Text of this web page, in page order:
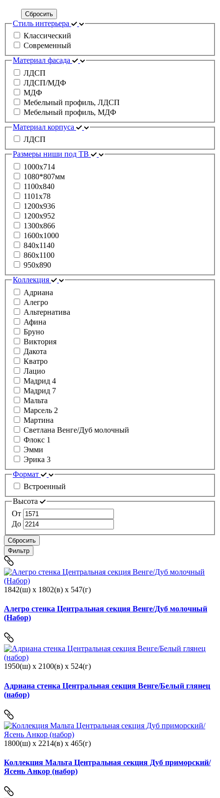
Сбросить
Стиль интерьера
Классический
Современный
Материал фасада
ЛДСП
ЛДСП/МДФ
МДФ
Мебельный профиль, ЛДСП
Мебельный профиль, МДФ
Материал корпуса
ЛДСП
Размеры ниши под ТВ
1000x714
1080*807мм
1100х840
1101x78
1200x936
1200х952
1300х866
1600х1000
840x1140
860x1100
950x890
Коллекция
Адриана
Алегро
Альтернатива
Афина
Бруно
Виктория
Дакота
Кватро
Лацио
Мадрид 4
Мадрид 7
Мальта
Марсель 2
Мартина
Светлана Венге/Дуб молочный
Флокс 1
Эмми
Эрика 3
Формат
Встроенный
Высота
От
До
Сбросить
Фильтр
1842(ш) x 1802(в) x 547(г)
Алегро стенка Центральная секция Венге/Дуб молочный
(Набор)
1950(ш) x 2100(в) x 524(г)
Адриана стенка Центральная секция Венге/Белый глянец
(набор)
1800(ш) x 2214(в) x 465(г)
Коллекция Мальта Центральная секция Дуб приморский/
Ясень Анкор (набор)